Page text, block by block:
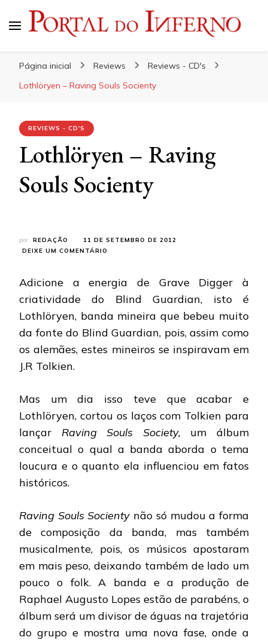
Página inicial Reviews
Reviews - CD's
Lothlöryen – Raving Souls Socienty
REVIEWS - CD'S
Lothlöryen – Raving
Souls Socienty
por REDAÇÃO
11 DE SETEMBRO DE 2012
DEIXE UM COMENTÁRIO
RAVING
SOCIENTY
Adicione a energia de Grave Digger à
criatividade do Blind Guardian, isto é
Lothlöryen, banda mineira que bebeu muito
da fonte do Blind Guardian, pois, assim como
os alemães, estes mineiros se inspiravam em
J.R Tolkien.
Mas um dia isso teve que acabar e
Lothlöryen, cortou os laços com Tolkien para
lançar Raving Souls Society, um álbum
conceitual o qual a banda aborda o tema
loucura e o quanto ela influenciou em fatos
históricos.
Raving Souls Socienty não só mudou a forma
de composição da banda, mas também
musicalmente, pois, os músicos apostaram
em mais peso, deixando também de lado um
pouco o folk. A banda e a produção de
Raphael Augusto Lopes estão de parabéns, o
álbum será um divisor de águas na trajetória
do grupo e mostra uma nova fase, onde a